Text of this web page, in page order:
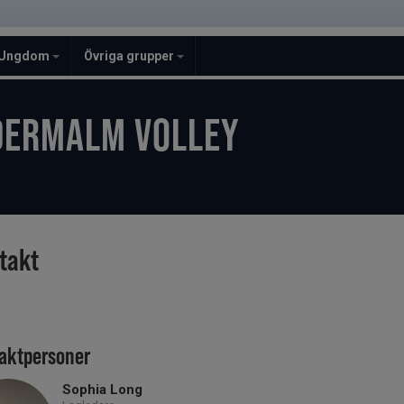
Övriga grupper
VOLLEY
Sophia Long